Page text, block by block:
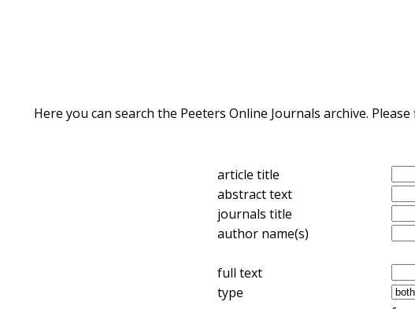
Here you can search the Peeters Online Journals archive.
article title
abstract text
journals title
author name(s)
full text
type